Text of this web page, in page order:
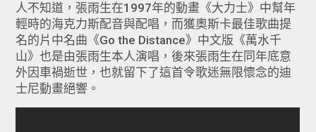
人不知道，張雨生在1997年的動畫《大力士》中幫年
輕時的海克力斯配音與配唱，而獲奧斯卡最佳歌曲提
名的片中名曲《Go the Distance》中文版《萬水千
山》也是由張雨生本人演唱，後來張雨生在同年底意
外因車禍逝世，也就留下了這首令歌迷無限懷念的迪
士尼動畫絕響。